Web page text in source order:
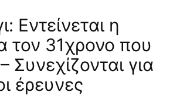
Εντείνεται η
τον 31χρονο που
Συνεχίζονται για
έρευνες